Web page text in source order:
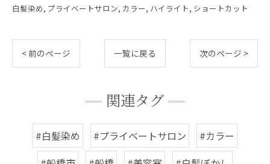
白髪染め プライベートサロン カラー ハイライト ショートカット
< 前のページ 一覧に戻る 次のページ >
関連タグ
#白髪染め #プライベートサロン
#カラー